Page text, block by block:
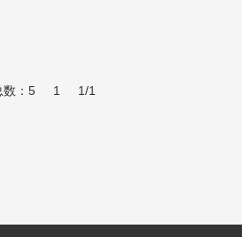
数：5 1 1/1